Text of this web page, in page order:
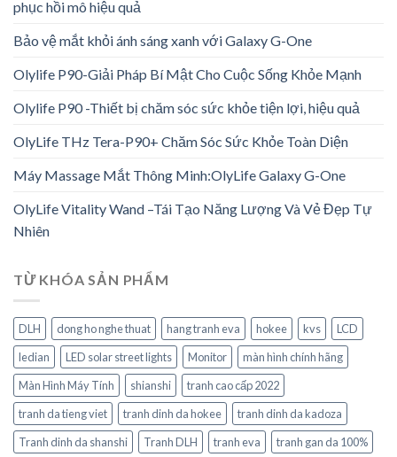
phục hồi mô hiệu quả
Bảo vệ mắt khỏi ánh sáng xanh với Galaxy G-One
Olylife P90-Giải Pháp Bí Mật Cho Cuộc Sống Khỏe Mạnh
Olylife P90 -Thiết bị chăm sóc sức khỏe tiện lợi, hiệu quả
OlyLife THz Tera-P90+ Chăm Sóc Sức Khỏe Toàn Diện
Máy Massage Mắt Thông Minh:OlyLife Galaxy G-One
OlyLife Vitality Wand –Tái Tạo Năng Lượng Và Vẻ Đẹp Tự
Nhiên
TỪ KHÓA SẢN PHẨM
DLH dong ho nghe thuat hang tranh eva hokee kvs
LCD
ledian
LED solar street lights Monitor
màn hình chính hãng
Màn Hình Máy Tính
shianshi
tranh cao cấp 2022
tranh da tieng viet
tranh dinh da hokee
tranh dinh da kadoza
Tranh dinh da shanshi
Tranh DLH tranh eva
tranh gan da 100%